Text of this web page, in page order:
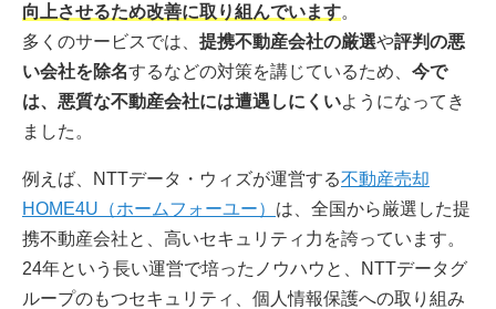
向上させるため改善に取り組んでいます。
多くのサービスでは、 提携不動産会社の厳選や評判の悪
い会社を除名するなどの対策を講じているため、 今で
は、悪質な不動産会社には遭遇しにくいようになってき
ました。
例えば、NTTデータ・ウィズが運営する不動産売却
HOME4U（ホームフォーユー） は、全国から厳選した提
携不動産会社と、高いセキュリティ力を誇っています。
24年という長い運営で培ったノウハウと、NTTデータグ
ループのもつセキュリティ、個人情報保護への取り組み